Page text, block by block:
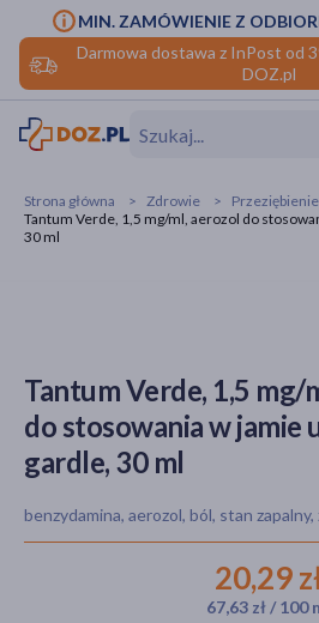
Darmowa dostawa z InPost od
DOZ.pl
MIN. ZAMÓWIENIE Z
Hit
Strona główna Zdrowie
Tantum Verde, 1,5 mg/ml, aerozol do
30 ml
Tantum Verde, 1,5 mg/
do stosowania w jamie
gardle, 30 ml
benzydamina, aerozol, ból, stan zapalny,
20,29
67,63 zł / 100